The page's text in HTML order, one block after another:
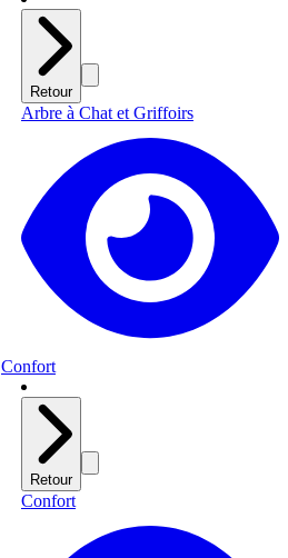
Retour
Arbre à Chat et Griffoirs
Confort
Retour
Confort